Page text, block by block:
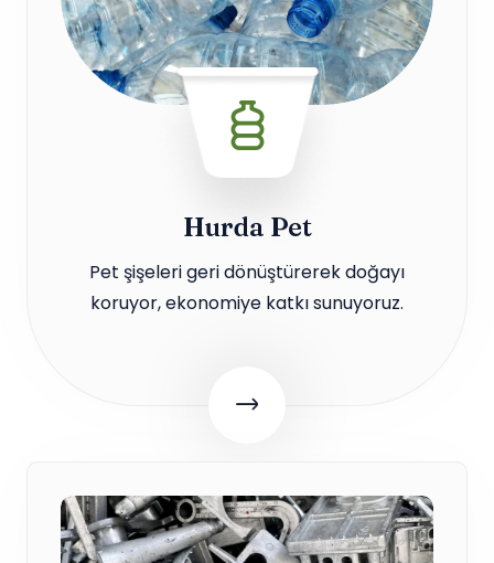
Hurda Pet
Pet şişeleri geri dönüştürerek doğayı
koruyor, ekonomiye katkı sunuyoruz.